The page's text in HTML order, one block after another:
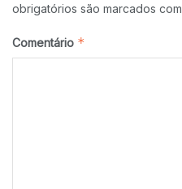
obrigatórios são marcados com
Comentário *